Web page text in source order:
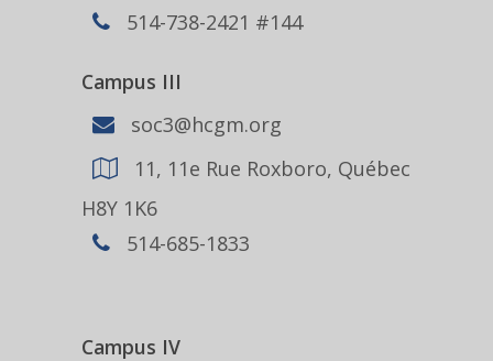
514-738-2421 #144
Campus III
soc3@hcgm.org
11, 11e Rue Roxboro, Québec
H8Y 1K6
514-685-1833
Campus IV